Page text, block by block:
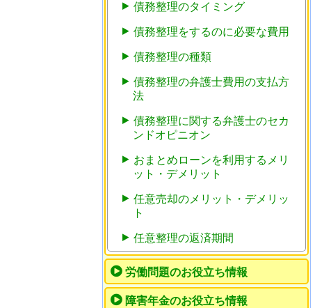
債務整理のタイミング
債務整理をするのに必要な費用
債務整理の種類
債務整理の弁護士費用の支払方
法
債務整理に関する弁護士のセカ
ンドオピニオン
おまとめローンを利用するメリ
ット・デメリット
任意売却のメリット・デメリッ
ト
任意整理の返済期間
労働問題のお役立ち情報
障害年金のお役立ち情報